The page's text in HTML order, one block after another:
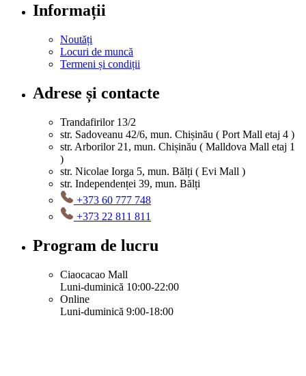
Informații
Noutăți
Locuri de muncă
Termeni și condiții
Adrese și contacte
Trandafirilor 13/2
str. Sadoveanu 42/6, mun. Chișinău ( Port Mall etaj 4 )
str. Arborilor 21, mun. Chișinău ( Malldova Mall etaj 1
)
str. Nicolae Iorga 5, mun. Bălți ( Evi Mall )
str. Independenței 39, mun. Bălți
+373 60 777 748
+373 22 811 811
Program de lucru
Ciaocacao Mall
Luni-duminică 10:00-22:00
Online
Luni-duminică 9:00-18:00